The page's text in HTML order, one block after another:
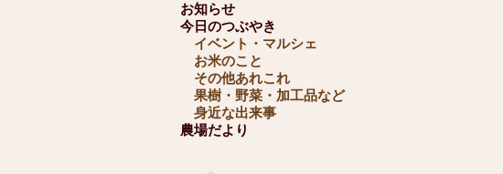
お知らせ
今日のつぶやき
イベント・マルシェ
お米のこと
その他あれこれ
果樹・野菜・加工品など
身近な出来事
農場だより